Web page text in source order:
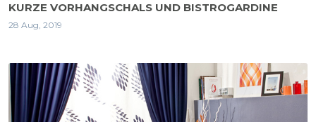
KURZE VORHANGSCHALS UND BISTROGARDINE
28 Aug, 2019